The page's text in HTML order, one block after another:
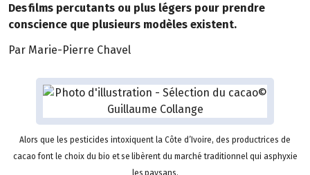
Des films percutants ou plus légers pour prendre
conscience que plusieurs modèles existent.
Par Marie-Pierre Chavel
Alors que les pesticides intoxiquent la Côte d’Ivoire, des productrices de
cacao font le choix du bio et se libèrent du marché traditionnel qui asphyxie